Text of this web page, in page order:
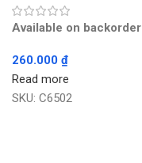
Available on backorder
260.000 ₫
Read more
SKU: C6502